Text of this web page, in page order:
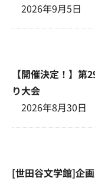
2026年9月5日
【開催決定！】
り大会
2026年8月30日
[世田谷文学館]企